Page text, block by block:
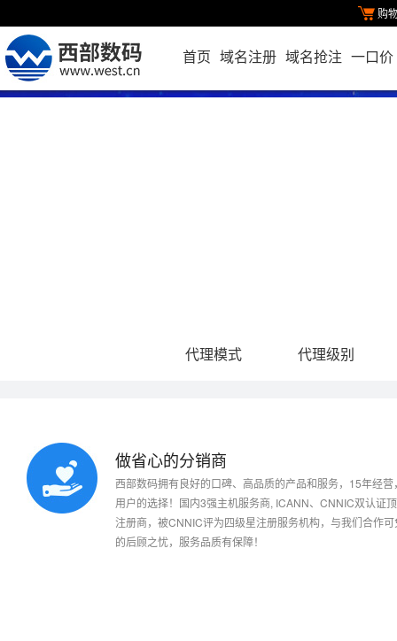
购
首页 域名注册 域名抢注 一口价
代理模式 代理级别
适合代理群体：
但又不想投入资金或缺乏
功 能： 强大的代理平台!您想要的
可以独立承担民事责任的个人或企业单位
可以独立为您所发展的用户开据合法有效的服务票据
可以为用户提供必要的技术服务与咨询服务
做省心的分销商
西部数码拥有良好的口碑、高品质的产品和服务，15年经
用户的选择！国内3强主机服务商, ICANN、CNNIC双认证
注册商，被CNNIC评为四级星注册服务机构，与我们合作
的后顾之忧，服务品质有保障！